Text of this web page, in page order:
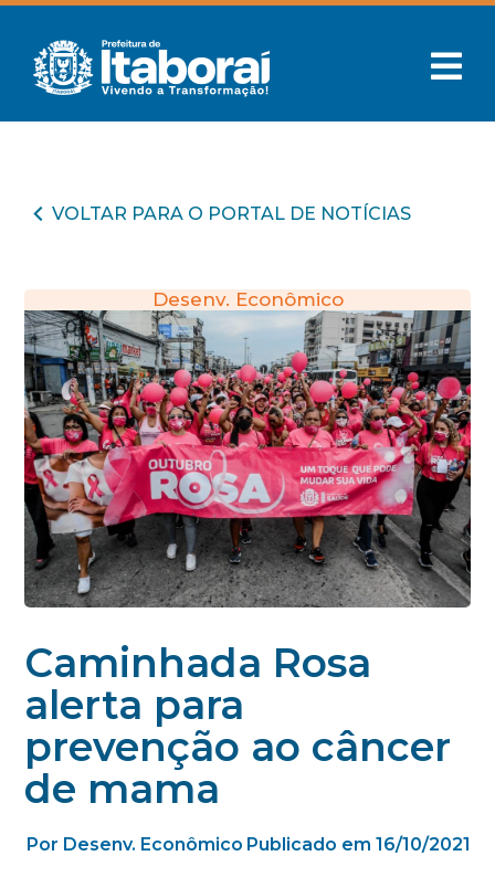
VOLTAR PARA O PORTAL DE NOTÍCIAS
Desenv. Econômico
Caminhada Rosa
alerta para
prevenção ao câncer
de mama
Por Desenv. Econômico Publicado em 16/10/2021